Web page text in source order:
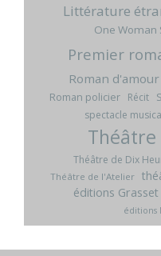
Littérature
One Woman
Premier
Roman d'amour
Roman policier Récit
spectacle
Théâtre
Théâtre de Dix
Théâtre de l'Atelier
éditions Grasset
éditions